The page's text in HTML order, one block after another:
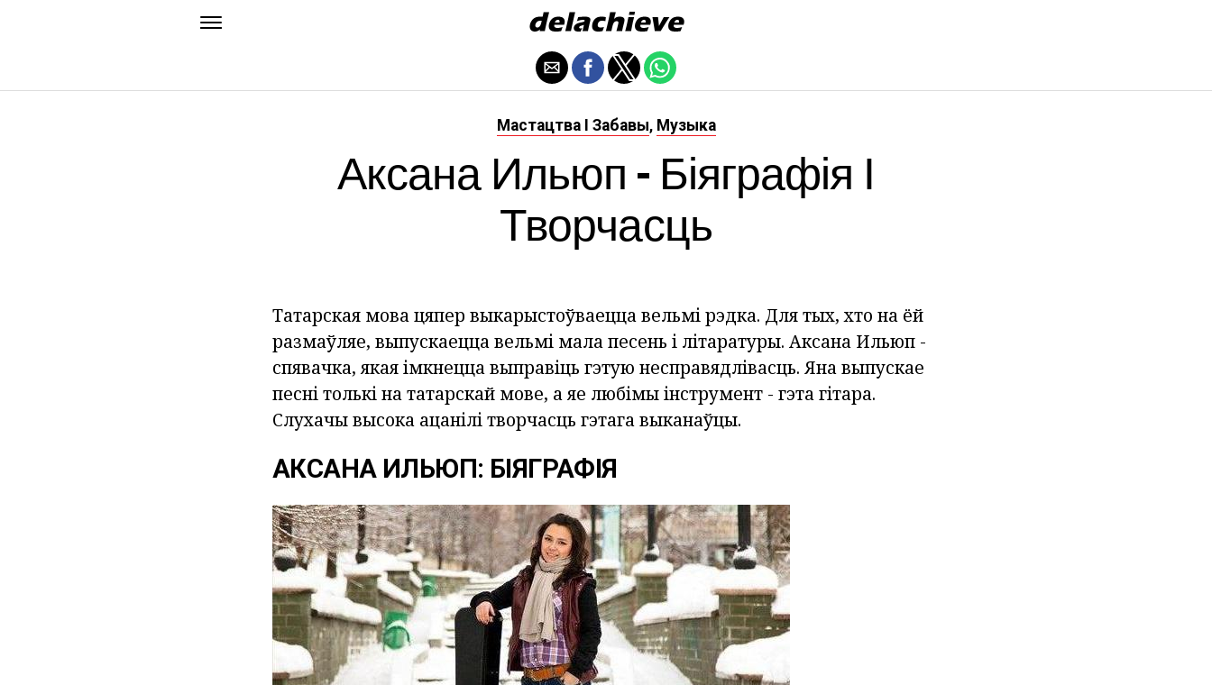
Мастацтва І Забавы, Музыка
Аксана Ильюп - Біяграфія І
Творчасць
Татарская мова цяпер выкарыстоўваецца вельмі рэдка. Для тых, хто на ёй
размаўляе, выпускаецца вельмі мала песень і літаратуры. Аксана Ильюп -
спявачка, якая імкнецца выправіць гэтую несправядлівасць. Яна выпускае
песні толькі на татарскай мове, а яе любімы інструмент - гэта гітара.
Слухачы высока ацанілі творчасць гэтага выканаўцы.
АКСАНА ИЛЬЮП: БІЯГРАФІЯ